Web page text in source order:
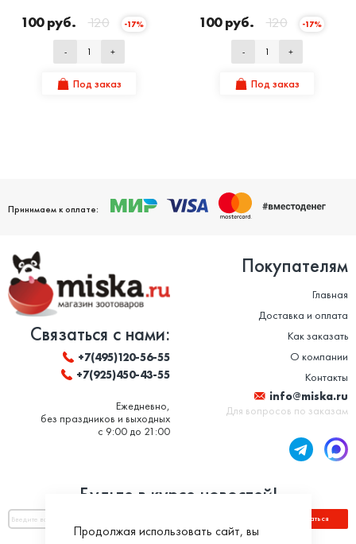
100 руб. 120 -17%
- +
Под заказ
100 руб. 120 -17%
- +
Под заказ
Принимаем к оплате:
Связаться с нами:
+7(495)120-56-55
+7(925)450-43-55
Ежедневно,
без праздников и выходных
с 9:00 до 21:00
Покупателям
Главная
Доставка и оплата
Как заказать
О компании
Контакты
info@miska.ru
Для вопросов по заказам
Будьте в курсе новостей!
Подписаться
Продолжая использовать сайт, вы